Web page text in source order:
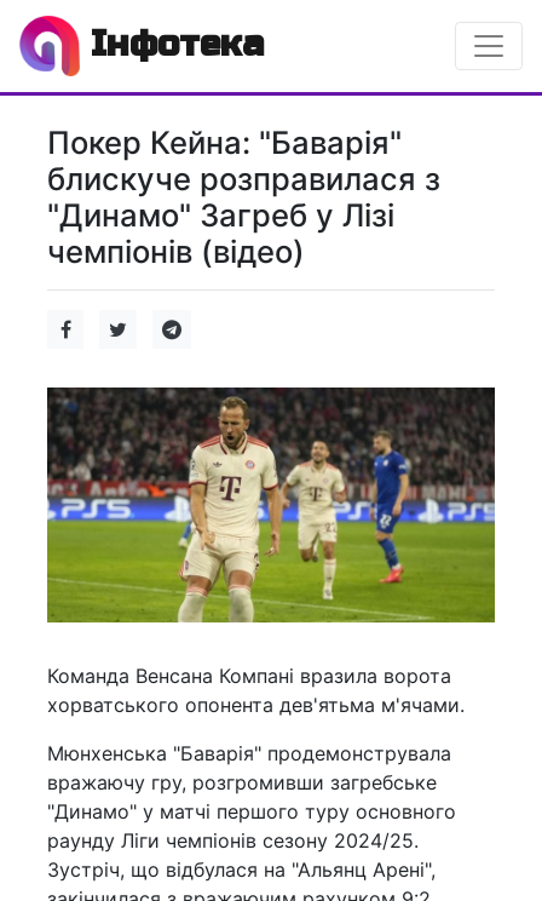
Інфотека
Покер Кейна: "Баварія"
блискуче розправилася з
"Динамо" Загреб у Лізі
чемпіонів (відео)
Команда Венсана Компані вразила ворота
хорватського опонента дев'ятьма м'ячами.
Мюнхенська "Баварія" продемонструвала
вражаючу гру, розгромивши загребське
"Динамо" у матчі першого туру основного
раунду Ліги чемпіонів сезону 2024/25.
Зустріч, що відбулася на "Альянц Арені",